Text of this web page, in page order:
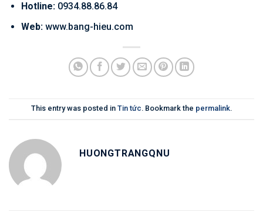
Hotline:0934.88.86.84
Web:www.bang-hieu.com
This entry was posted in Tin tức. Bookmark the permalink.
HUONGTRANGQNU